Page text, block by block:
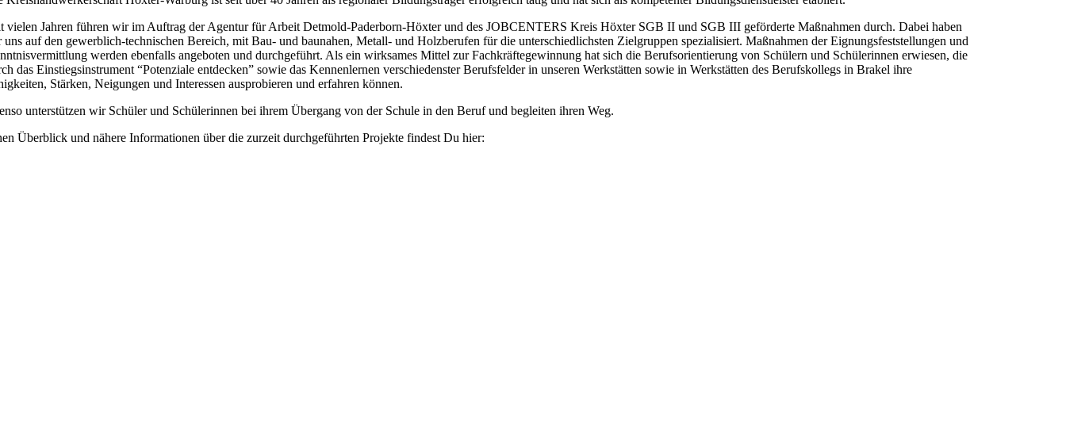
vielen Jahren führen wir im Auftrag der Agentur für Arbeit Detmold-Paderborn-Höxter und des JOBCENTERS Kreis Höxter SGB II und SGB III geförderte Maßnahmen durch. Dabei haben
uns auf den gewerblich-technischen Bereich, mit Bau- und baunahen, Metall- und Holzberufen für die unterschiedlichsten Zielgruppen spezialisiert. Maßnahmen der Eignungsfeststellungen und
werden ebenfalls angeboten und durchgeführt. Als ein wirksames Mittel zur Fachkräftegewinnung hat sich die Berufsorientierung von Schülern und Schülerinnen erwiesen, die
das Einstiegsinstrument “Potenziale entdecken” sowie das Kennenlernen verschiedenster Berufsfelder in unseren Werkstätten sowie in Werkstätten des Berufskollegs in Brakel ihre
Stärken, Neigungen und Interessen ausprobieren und erfahren können.
unterstützen wir Schüler und Schülerinnen bei ihrem Übergang von der Schule in den Beruf und begleiten ihren Weg.
Überblick und nähere Informationen über die zurzeit durchgeführten Projekte findest Du hier: